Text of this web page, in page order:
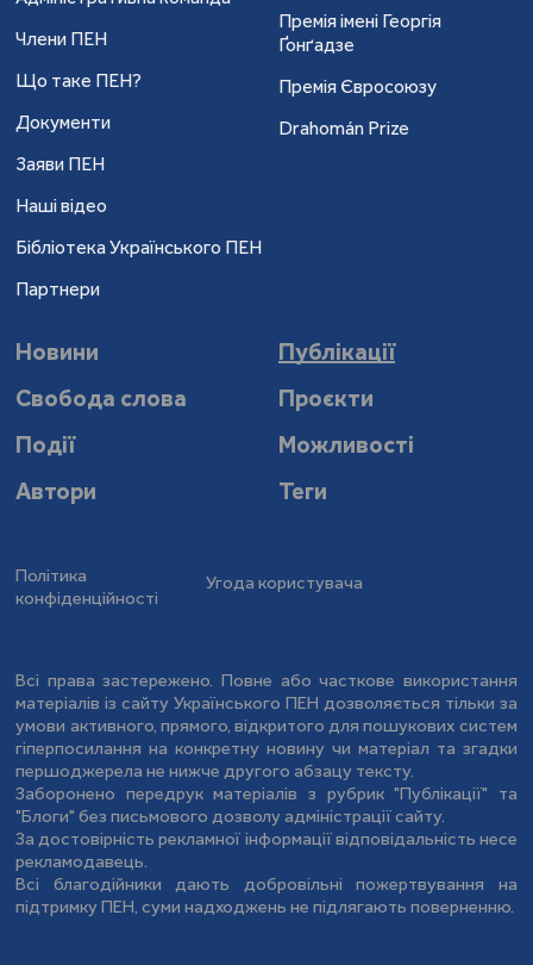
Члени ПЕН
Що таке ПЕН?
Документи
Заяви ПЕН
Наші відео
Бібліотека Українського ПЕН
Партнери
Премія імені Георгія
Ґонґадзе
Премія Євросоюзу
Drahomán Prize
Новини
Публікації
Свобода слова
Проєкти
Події
Можливості
Автори
Теги
Політика
конфіденційності
Угода користувача
Всі права застережено. Повне або часткове використання
матеріалів із сайту Українського ПЕН дозволяється тільки за
умови активного, прямого, відкритого для пошукових систем
гіперпосилання на конкретну новину чи матеріал та згадки
першоджерела не нижче другого абзацу тексту.
Заборонено передрук матеріалів з рубрик "Публікації" та
"Блоги" без письмового дозволу адміністрації сайту.
За достовірність рекламної інформації відповідальність несе
рекламодавець.
Всі благодійники дають добровільні пожертвування на
підтримку ПЕН, суми надходжень не підлягають поверненню.